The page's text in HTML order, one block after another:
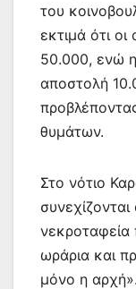
του
εκτιμά ότι
50.000, ενώ
αποστολή
θυμάτων.
Στο νότιο
νεκροταφεία
ωράρια και
μόνο η αρχή».